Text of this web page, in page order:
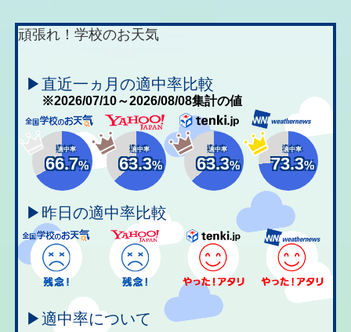
頑張れ！学校のお天気
▶直近一ヵ月の適中率比較
※2026/07/10～2026/08/08集計の値
適中率
66.7%
適中率
63.3%
適中率
63.3%
適中率
73.3%
▶昨日の適中率比較
▶適中率について